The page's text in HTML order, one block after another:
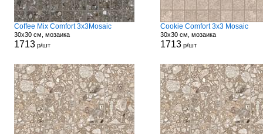
Coffee Mix Comfort 3x3Mosaic
30x30 см, мозаика
1713р/шт
Cookie Comfort 3x3 Mosaic
30x30 см, мозаика
1713р/шт